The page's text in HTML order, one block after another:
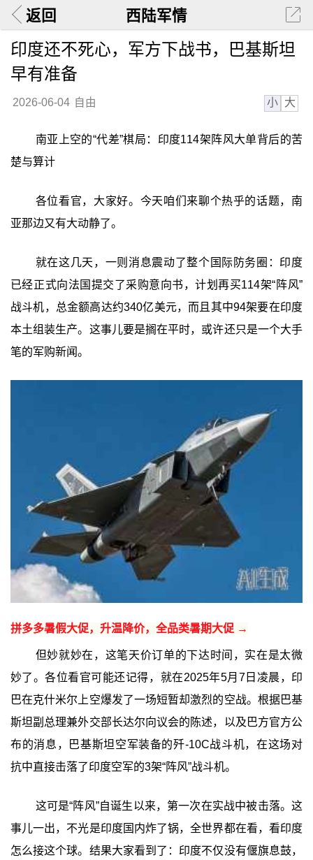
返回 西陆军情
印度还不死心，军方下战书，巴基斯坦
早有准备
2026-06-04 自由 小 大
南亚上空的“代差”棋局：印度114架阵风大单背后的苦
楚与算计
各位看官，大家好。今天咱们来聊个热乎的话题，南
亚那边又有大动静了。
就在这几天，一则消息震动了整个国际防务圈：印度
已经正式向法国提交了采购意向书，计划再买114架“阵风”
战斗机，总金额高达约340亿美元，而且其中94架要在印度
本土组装生产。这事儿要是搁在平时，或许还只是一个大手
笔的军购新闻。
拼多多暑假大促，升温降价，全品类暑期大促 →
但妙就妙在，这笔天价订单的下达时间，实在是太微
妙了。各位看官可能还记得，就在2025年5月7日凌晨，印
巴在克什米尔上空爆发了一场短暂却激烈的空战。根据巴基
斯坦副总理兼外交部长达尔向议会的陈述，以及巴方官方公
布的消息，巴基斯坦空军装备的歼-10C战斗机，在这场对
抗中直接击落了印度空军的3架“阵风”战斗机。
这可是“阵风”自诞生以来，第一次在实战中被击落。这
事儿一出，不光是印度国内炸了锅，全世界都在看，看印度
怎么接这个球。结果大家看到了：印度不仅没有偃旗息鼓，